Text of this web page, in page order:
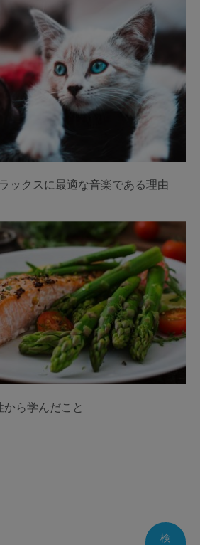
ックスに最適な音楽である理由
ら学んだこと
検